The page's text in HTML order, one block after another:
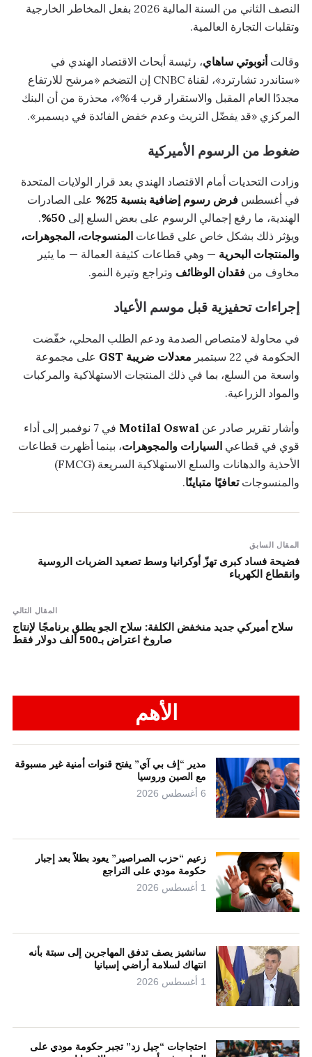
النصف الثاني من السنة المالية 2026 بفعل المخاطر الخارجية
وتقلبات التجارة العالمية.
وقالتأنوبوتي ساهاي، رئيسة أبحاث الاقتصاد الهندي في
«ستاندرد تشارترد»، لقناة CNBC إن التضخم «مرشح للارتفاع
مجددًا العام المقبل والاستقرار قرب 4%»، محذرة من أن البنك
المركزي «قد يفضّل التريث وعدم خفض الفائدة في ديسمبر».
ضغوط من الرسوم الأميركية
وزادت التحديات أمام الاقتصاد الهندي بعد قرار الولايات المتحدة
في أغسطس فرض رسوم إضافية بنسبة 25%
على الصادرات
الهندية، ما رفع إجمالي الرسوم على بعض السلع إلى 50%
.
ويؤثر ذلك بشكل خاص على قطاعات المنسوجات، المجوهرات،
والمنتجات البحرية — وهي قطاعات كثيفة العمالة — ما يثير
مخاوف من فقدان الوظائف وتراجع وتيرة النمو.
إجراءات تحفيزية قبل موسم الأعياد
في محاولة لامتصاص الصدمة ودعم الطلب المحلي، خفّضت
الحكومة في 22 سبتمبر
معدلات ضريبة GST
على مجموعة
واسعة من السلع، بما في ذلك المنتجات الاستهلاكية والمركبات
والمواد الزراعية.
وأشار تقرير صادر عن Motilal Oswal
في 7 نوفمبر إلى أداء
قوي في قطاعي السيارات والمجوهرات، بينما أظهرت قطاعات
الأحذية والدهانات والسلع الاستهلاكية السريعة (FMCG)
والمنسوجاتتعافيًا متباينًا.
المقال السابق
فضيحة فساد كبرى تهزّ أوكرانيا وسط تصعيد الضربات الروسية
وانقطاع الكهرباء
المقال التالي
سلاح أميركي جديد منخفض الكلفة: سلاح الجو يطلق برنامجًا لإنتاج
صاروخ اعتراض بـ500 ألف دولار فقط
الأهم
مدير “إف بي آي” يفتح قنوات أمنية غير مسبوقة
مع الصين وروسيا
6 أغسطس 2026
زعيم “حزب الصراصير” يعود بطلاً بعد إجبار
حكومة مودي على التراجع
1 أغسطس 2026
سانشيز يصف تدفق المهاجرين إلى سبتة بأنه
انتهاك لسلامة أراضي إسبانيا
1 أغسطس 2026
احتجاجات “جيل زد” تجبر حكومة مودي على